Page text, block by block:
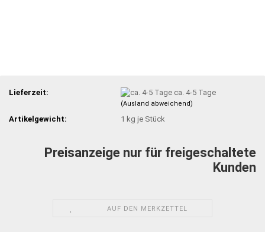
Lieferzeit: ca. 4-5 Tage
(Ausland abweichend)
Artikelgewicht: 1 kg je Stück
Preisanzeige nur für freigeschaltete
Kunden
AUF DEN MERKZETTEL